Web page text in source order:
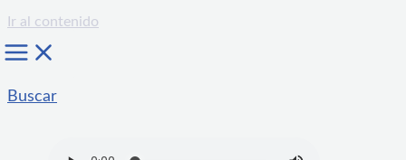
Ir al contenido
Buscar